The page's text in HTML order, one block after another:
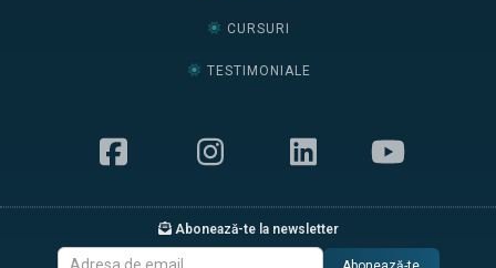
CURSURI
TESTIMONIALE
Abonează-te la newsletter